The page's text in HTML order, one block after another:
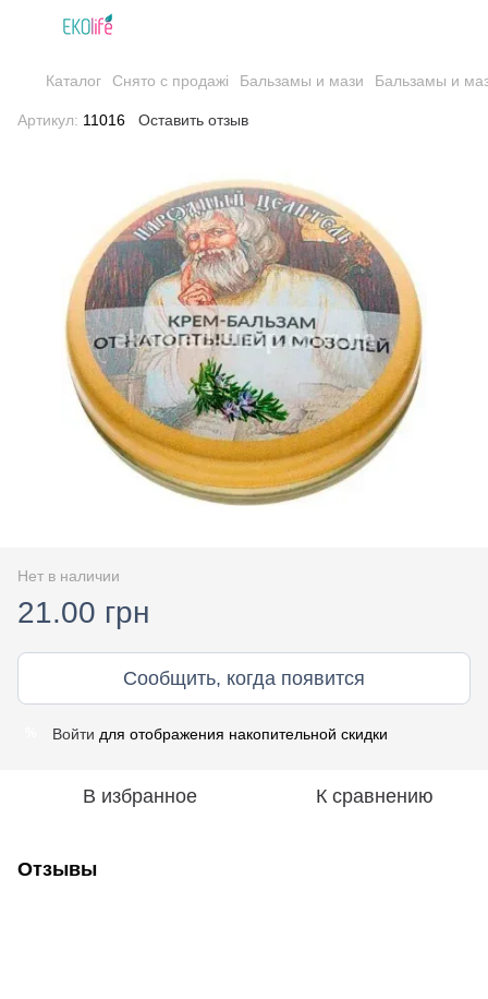
Каталог Снято с продажі Бальзамы и мази Бальзамы и
Артикул: 11016 Оставить отзыв
Нет в наличии
21.00 грн
Сообщить, когда появится
Войти для отображения накопительной скидки
В избранное К сравнению
Отзывы